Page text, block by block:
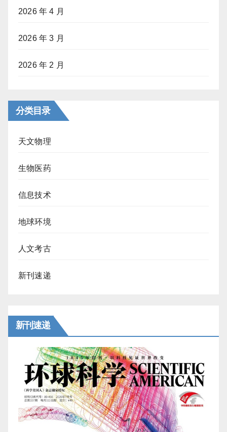
2026 年 4 月
2026 年 3 月
2026 年 2 月
分类目录
天文物理
生物医药
信息技术
地球环境
人文考古
新刊速递
新刊速递